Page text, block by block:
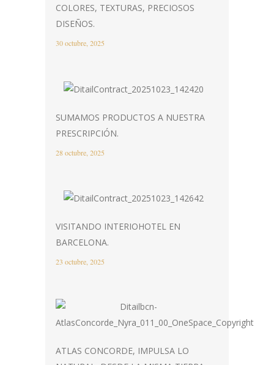
COLORES, TEXTURAS, PRECIOSOS
DISEÑOS.
30 octubre, 2025
SUMAMOS PRODUCTOS A NUESTRA
PRESCRIPCIÓN.
28 octubre, 2025
VISITANDO INTERIOHOTEL EN
BARCELONA.
23 octubre, 2025
ATLAS CONCORDE, IMPULSA LO